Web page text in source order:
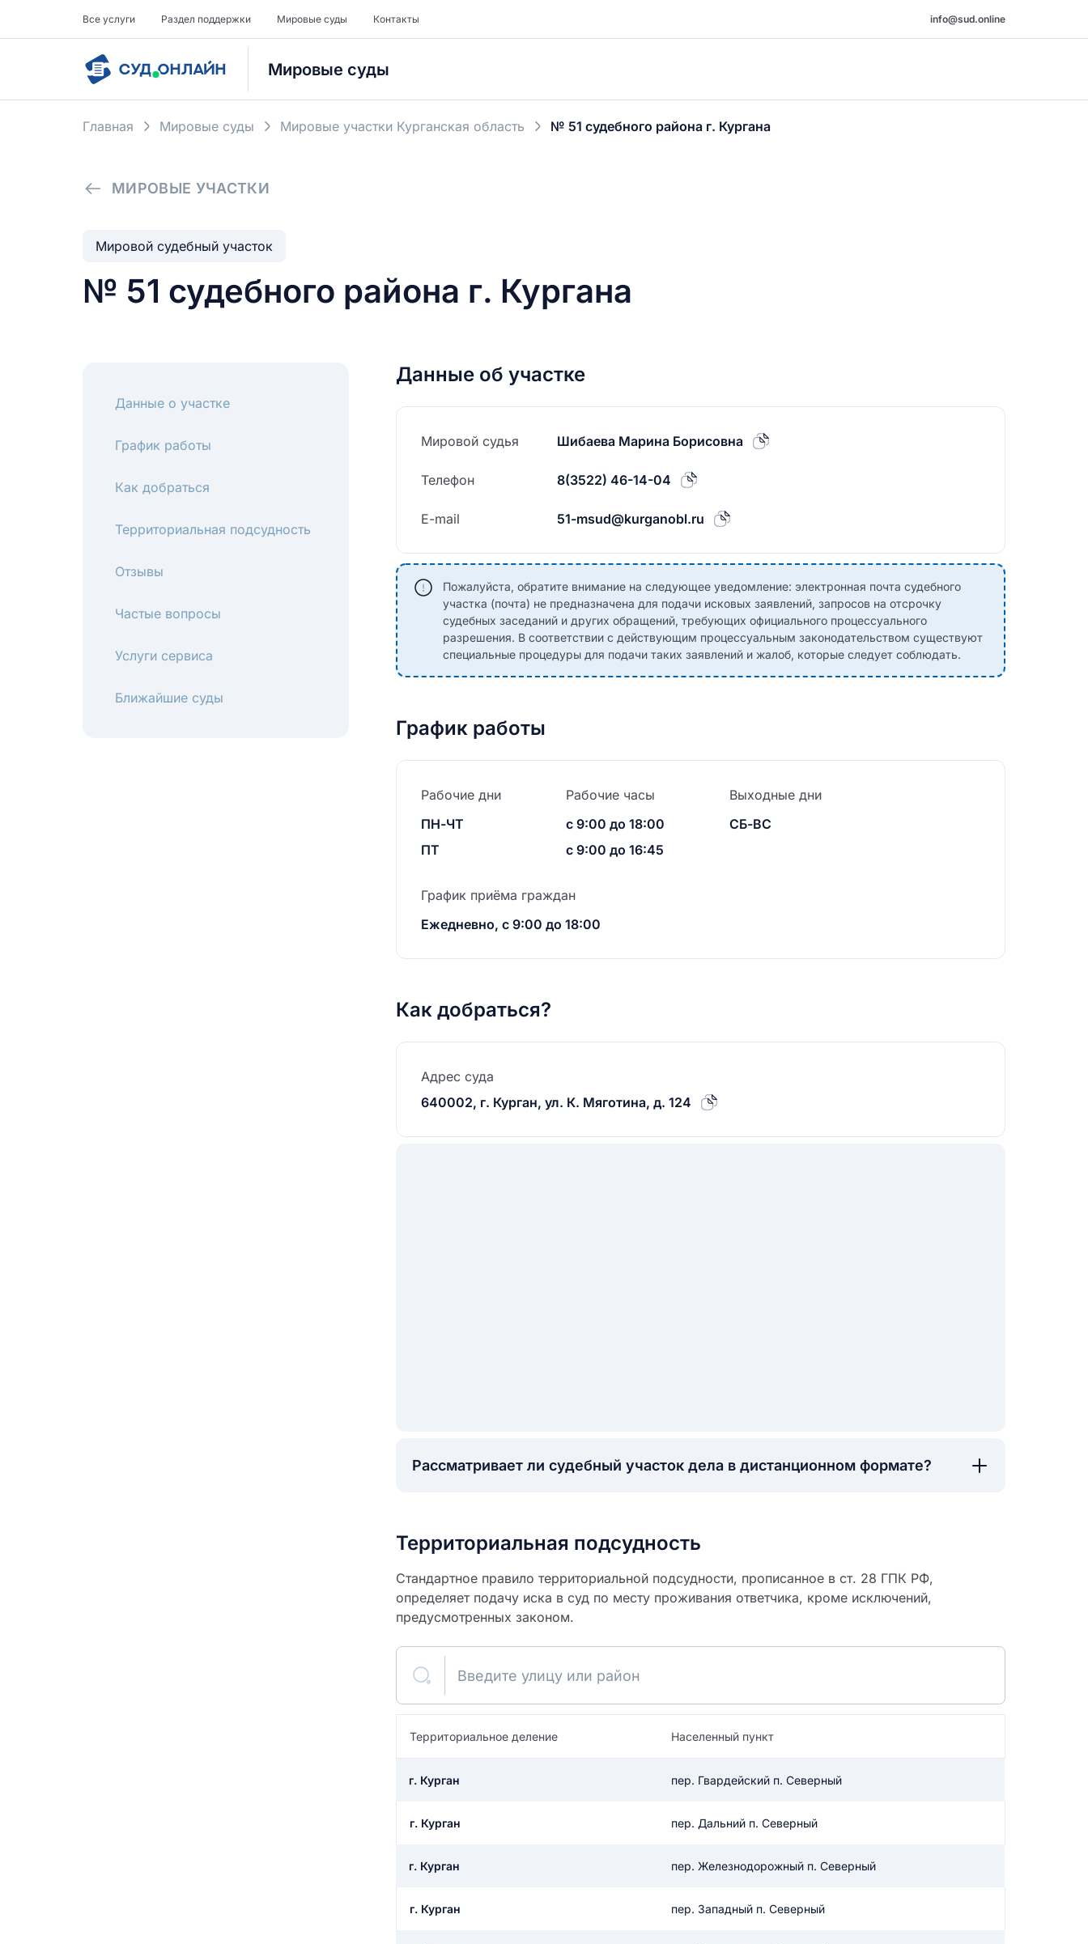
Все услуги Раздел поддержки Мировые суды Контакты info@sud.online
Мировые суды
Главная Мировые суды Мировые участки Курганская область № 51 судебного района г. Кургана
МИРОВЫЕ УЧАСТКИ
Мировой судебный участок
№ 51 судебного района г. Кургана
Данные о участке
График работы
Как добраться
Территориальная подсудность
Отзывы
Частые вопросы
Услуги сервиса
Ближайшие суды
Данные об участке
Мировой судья Шибаева Марина Борисовна
Телефон 8(3522) 46-14-04
E-mail 51-msud@kurganobl.ru
Пожалуйста, обратите внимание на следующее уведомление: электронная почта судебного
участка (почта) не предназначена для подачи исковых заявлений, запросов на отсрочку
судебных заседаний и других обращений, требующих официального процессуального
разрешения. В соответствии с действующим процессуальным законодательством существуют
специальные процедуры для подачи таких заявлений и жалоб, которые следует соблюдать.
График работы
Рабочие дни
ПН-ЧТ
ПТ
Рабочие часы
с 9:00 до 18:00
с 9:00 до 16:45
Выходные дни
СБ-ВС
График приёма граждан
Ежедневно, с 9:00 до 18:00
Как добраться?
Адрес суда
640002, г. Курган, ул. К. Мяготина, д. 124
Рассматривает ли судебный участок дела в дистанционном формате?
Территориальная подсудность
Стандартное правило территориальной подсудности, прописанное в ст. 28 ГПК РФ,
определяет подачу иска в суд по месту проживания ответчика, кроме исключений,
предусмотренных законом.
Введите улицу или район
Территориальное деление Населенный пункт
г. Курган пер. Гвардейский п. Северный
г. Курган пер. Дальний п. Северный
г. Курган пер. Железнодорожный п. Северный
г. Курган пер. Западный п. Северный
Как вы оцените судебный
разрешить публикацию отзыва
Введите свое имя
Введите свой номер телефона